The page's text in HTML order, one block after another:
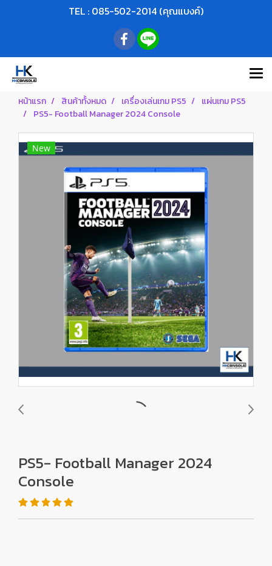
TEL : 085-502-2014 (คุณแบงค์)
หน้าแรก สินค้าทั้งหมด เครื่องเล่นเกม PS5
แผ่นเกม PS5
PS5- Football Manager 2024 Console
New
PS5- Football Manager 2024
Console